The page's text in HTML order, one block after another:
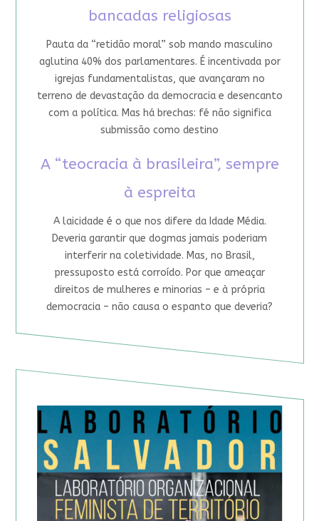
bancadas religiosas
Pauta da “retidão moral” sob mando masculino
aglutina 40% dos parlamentares. É incentivada por
igrejas fundamentalistas, que avançaram no
terreno de devastação da democracia e desencanto
com a política. Mas há brechas: fé não significa
submissão como destino
A “teocracia à brasileira”, sempre
à espreita
A laicidade é o que nos difere da Idade Média.
Deveria garantir que dogmas jamais poderiam
interferir na coletividade. Mas, no Brasil,
pressuposto está corroído. Por que ameaçar
direitos de mulheres e minorias – e à própria
democracia – não causa o espanto que deveria?